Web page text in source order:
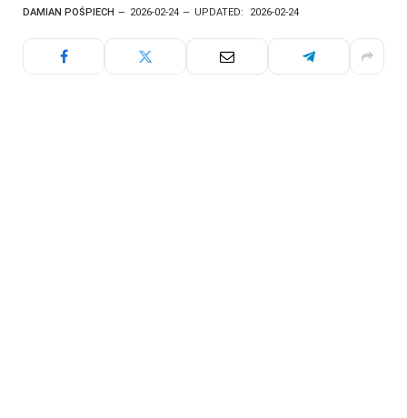
DAMIAN POŚPIECH 2026-02-24 UPDATED: 2026-02-24